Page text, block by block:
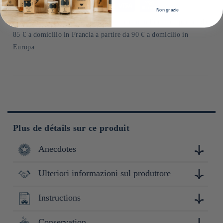
Metodi
di
pagamento
*a partire da 50 € presso un punto di ritiro in Francia a partire da
85 € a domicilio in Francia a partire da 90 € a domicilio in
Europa
Plus de détails sur ce produit
Anecdotes
Le shincha (新茶, littéralement « nouveau thé ») désigne la
un produit saisonnier très attendu, symbole du renouveau
printanier.
Au Japon, l'arrivée du shincha est un événement culturel
Ulteriori informazioni sul produttore
Chikiriya est une entreprise japonaise spécialisée dans le thé,
fondée en 1854 à Kyoto. Forte d’un savoir-faire transmis
depuis plusieurs générations, la maison propose une sélection
Instructions
Infusion à chaud : Infusez 3g de thé dans 240ml d'eau à 70°C
Non grazie